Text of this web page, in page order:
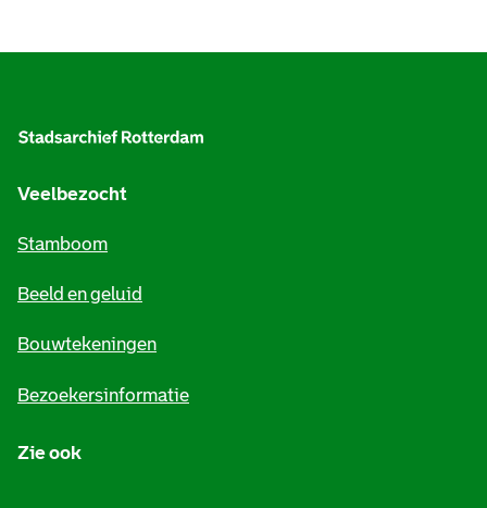
Veelbezocht
Stamboom
Beeld en geluid
Bouwtekeningen
Bezoekersinformatie
Zie ook